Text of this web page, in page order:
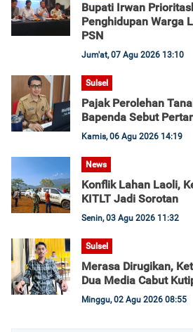
Bupati Irwan
Penghidupan Warga
PSN
Jum'at, 07 Agu 2026 13:10
Sulsel
Pajak Perolehan
Bapenda Sebut
Kamis, 06 Agu 2026 14:19
News
Konflik Lahan Laoli,
KITLT Jadi Sorotan
Senin, 03 Agu 2026 11:32
Sulsel
Merasa Dirugikan,
Dua Media Cabut
Minggu, 02 Agu 2026 08:55